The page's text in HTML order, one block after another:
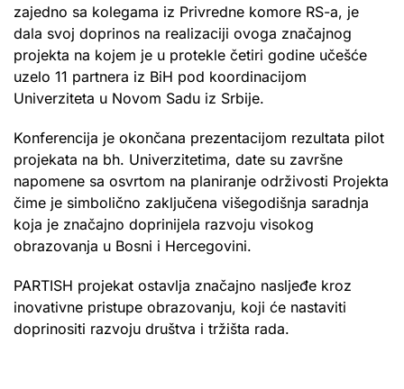
zajedno sa kolegama iz Privredne komore RS-a, je
dala svoj doprinos na realizaciji ovoga značajnog
projekta na kojem je u protekle četiri godine učešće
uzelo 11 partnera iz BiH pod koordinacijom
Univerziteta u Novom Sadu iz Srbije.
Konferencija je okončana prezentacijom rezultata pilot
projekata na bh. Univerzitetima, date su završne
napomene sa osvrtom na planiranje održivosti Projekta
čime je simbolično zaključena višegodišnja saradnja
koja je značajno doprinijela razvoju visokog
obrazovanja u Bosni i Hercegovini.
PARTISH projekat ostavlja značajno nasljeđe kroz
inovativne pristupe obrazovanju, koji će nastaviti
doprinositi razvoju društva i tržišta rada.